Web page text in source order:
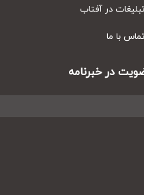
در آفتاب
با ما
در خبرنامه